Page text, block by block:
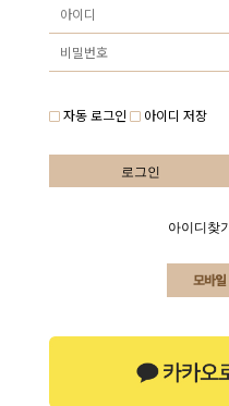
자동 로그인 아이디 저장
로그인
아이디찾기